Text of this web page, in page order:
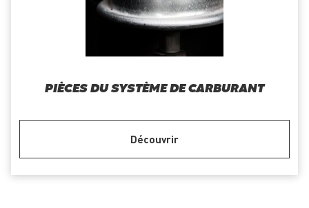
PIÈCES DU SYSTÈME DE CARBURANT
Découvrir